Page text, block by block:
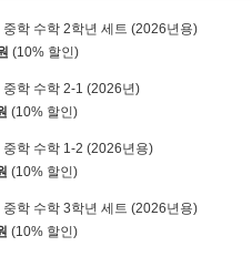
중학 수학 2학년 세트 (2026년용)
(10% 할인)
중학 수학 2-1 (2026년)
(10% 할인)
중학 수학 1-2 (2026년용)
(10% 할인)
중학 수학 3학년 세트 (2026년용)
(10% 할인)